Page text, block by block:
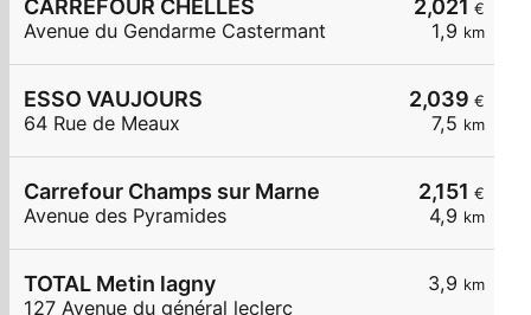
2,021 €
1,9 km
CARREFOUR CHELLES
Avenue du Gendarme Castermant
2,039 €
7,5 km
ESSO VAUJOURS
64 Rue de Meaux
2,151 €
4,9 km
Carrefour Champs sur Marne
Avenue des Pyramides
3,9 km
TOTAL Metin lagny
127 Avenue du général leclerc